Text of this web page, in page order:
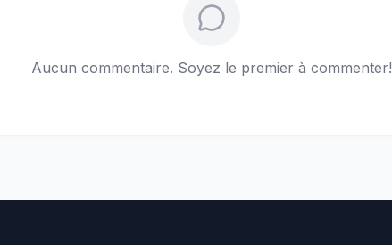
Aucun commentaire. Soyez le premier à commenter!